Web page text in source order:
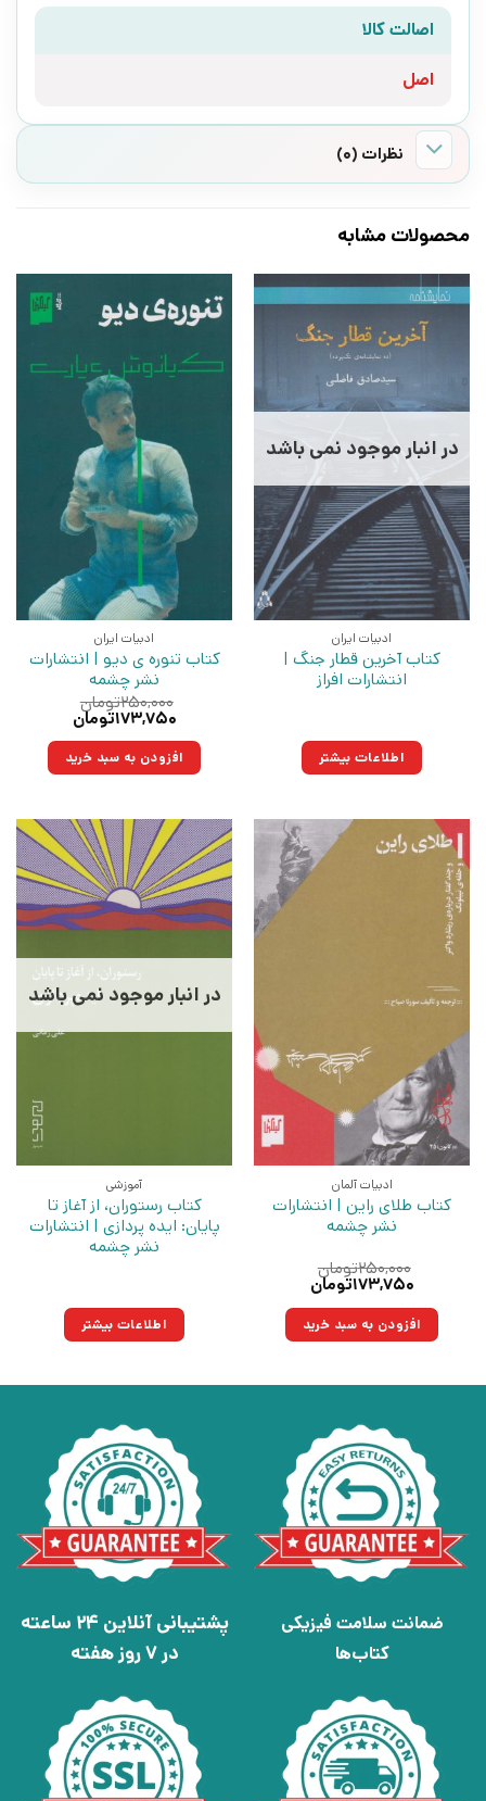
اصالت کالا
اصل
نظرات (0)
محصولات مشابه
در انبار موجود نمی باشد
ادبیات ایران
کتاب آخرین قطار جنگ |
انتشارات افراز
اطلاعات بیشتر
ادبیات ایران
کتاب تنوره ی دیو | انتشارات
نشر چشمه
۲۵۰,۰۰۰تومان
قیمت
۲۵۰,۰۰۰تومان
بود.
۱۷۳,۷۵۰تومان
۱۷۳,۷۵۰تومان.افزودن به سبد خرید
ادبیات آلمان
کتاب طلای راین | انتشارات
نشر چشمه
۲۵۰,۰۰۰تومان
قیمت
۲۵۰,۰۰۰تومان
بود.
۱۷۳,۷۵۰تومان
۱۷۳,۷۵۰تومان.افزودن به سبد خرید
در انبار موجود نمی باشد
آموزشی
کتاب رستوران، از آغاز تا
پایان: ایده پردازی | انتشارات
نشر چشمه
اطلاعات بیشتر
ضمانت سلامت فیزیکی
کتاب‌ها
پشتیبانی آنلاین 24 ساعته
در 7 روز هفته